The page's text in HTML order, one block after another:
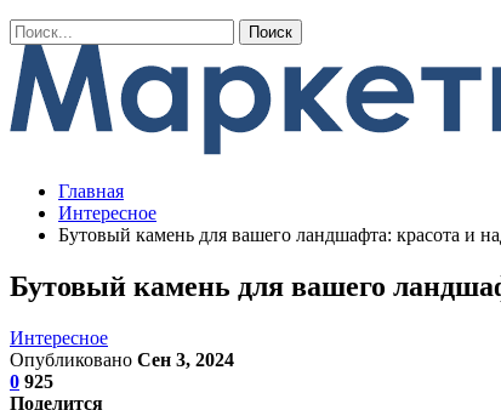
Главная
Интересное
Бутовый камень для вашего ландшафта: красота и
Бутовый камень для вашего
Интересное
Опубликовано Сен 3, 2024
0 925
Поделится